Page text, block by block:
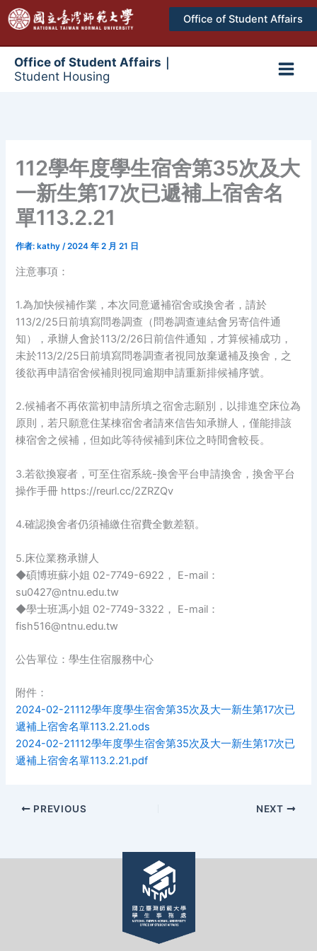
至
Office of Student Affairs
Office of Student Affairs｜
Student Housing
112學年度學生宿舍第35次及大
一新生第17次已遞補上宿舍名
單113.2.21
作者: kathy/2024 年 2 月 21 日
注意事項：
1.為加快候補作業，本次同意遞補宿舍或換舍者，請於
113/2/25日前填寫問卷調查（問卷調查連結會另寄信件通
知），承辦人會於113/2/26日前信件通知，才算候補成功，
未於113/2/25日前填寫問卷調查者視同放棄遞補及換舍，之
後欲再申請宿舍候補則視同逾期申請重新排候補序號。
2.候補者不再依當初申請所填之宿舍志願別，以排進空床位為
原則，若只願意住某棟宿舍者請來信告知承辦人，僅能排該
棟宿舍之候補，但如此等待候補到床位之時間會較長。
3.若欲換寢者，可至住宿系統-換舍平台申請換舍，換舍平台
操作手冊 https://reurl.cc/2ZRZQv
4.確認換舍者仍須補繳住宿費全數差額。
5.床位業務承辦人
◆碩博班蘇小姐 02-7749-6922， E-mail：
su0427@ntnu.edu.tw
◆學士班馮小姐 02-7749-3322， E-mail：
fish516@ntnu.edu.tw
公告單位：學生住宿服務中心
附件：
2024-02-21112學年度學生宿舍第35次及大一新生第17次已
遞補上宿舍名單113.2.21.ods
2024-02-21112學年度學生宿舍第35次及大一新生第17次已
遞補上宿舍名單113.2.21.pdf
PREVIOUS NEXT